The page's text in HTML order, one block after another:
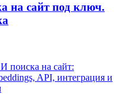
на сайт под ключ.
поиска на сайт:
API, интеграция и